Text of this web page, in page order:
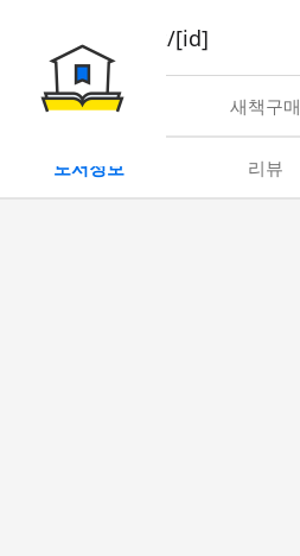
book/rent/[id]
대여 새책구매
도서정보 리뷰